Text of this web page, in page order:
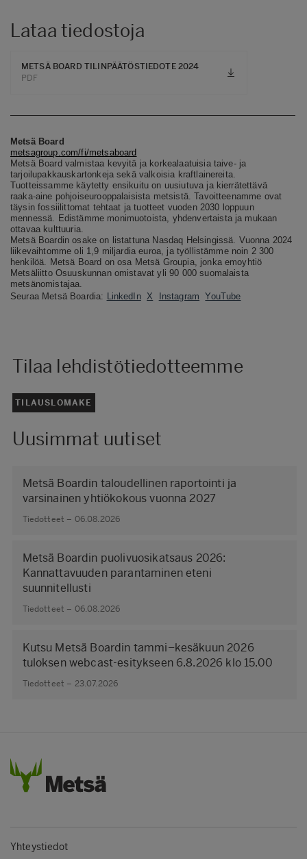
Lataa tiedostoja
METSÄ BOARD TILINPÄÄTÖSTIEDOTE 2024
PDF
Metsä Board
metsagroup.com/fi/metsaboard
Metsä Board valmistaa kevyitä ja korkealaatuisia taive- ja
tarjoilupakkauskartonkeja sekä valkoisia kraftlainereita.
Tuotteissamme käytetty ensikuitu on uusiutuva ja kierrätettävä
raaka-aine pohjoiseurooppalaisista metsistä. Tavoitteenamme ovat
täysin fossiilittomat tehtaat ja tuotteet vuoden 2030 loppuun
mennessä. Edistämme monimuotoista, yhdenvertaista ja mukaan
ottavaa kulttuuria.
Metsä Boardin osake on listattuna Nasdaq Helsingissä. Vuonna 2024
liikevaihtomme oli 1,9 miljardia euroa, ja työllistämme noin 2 300
henkilöä. Metsä Board on osa Metsä Groupia, jonka emoyhtiö
Metsäliitto Osuuskunnan omistavat yli 90 000 suomalaista
metsänomistajaa.
Seuraa Metsä Boardia: LinkedIn X Instagram YouTube
Tilaa lehdistötiedotteemme
TILAUSLOMAKE
Uusimmat uutiset
Metsä Boardin taloudellinen raportointi ja
varsinainen yhtiökokous vuonna 2027
Tiedotteet – 06.08.2026
Metsä Boardin puolivuosikatsaus 2026:
Kannattavuuden parantaminen eteni
suunnitellusti
Tiedotteet – 06.08.2026
Kutsu Metsä Boardin tammi–kesäkuun 2026
tuloksen webcast-esitykseen 6.8.2026 klo 15.00
Tiedotteet – 23.07.2026
Yhteystiedot